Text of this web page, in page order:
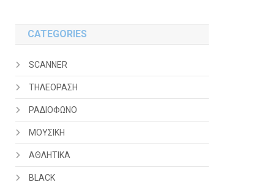
CATEGORIES
SCANNER
ΤΗΛΕΟΡΑΣΗ
ΡΑΔΙΟΦΩΝΟ
ΜΟΥΣΙΚΗ
ΑΘΛΗΤΙΚΑ
BLACK